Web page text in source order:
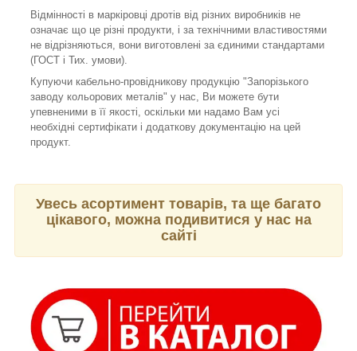
Відмінності в маркіровці дротів від різних виробників не
означає що це різні продукти, і за технічними властивостями
не відрізняються, вони виготовлені за єдиними стандартами
(ГОСТ і Тих. умови).
Купуючи кабельно-провідникову продукцію "Запорізького
заводу кольорових металів" у нас, Ви можете бути
упевненими в її якості, оскільки ми надамо Вам усі
необхідні сертифікати і додаткову документацію на цей
продукт.
Увесь асортимент товарів, та ще багато
цікавого, можна подивитися у нас на
сайті